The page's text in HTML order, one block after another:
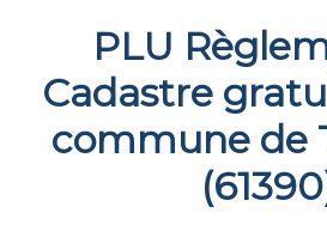
PLU
Cadastre
commune de
(61390